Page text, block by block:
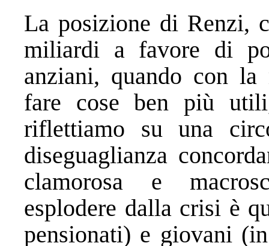
La posizione di Renzi,
miliardi a favore di
anziani, quando con la
fare cose ben più
riflettiamo su una
diseguaglianza
clamorosa e
esplodere dalla crisi è
pensionati) e giovani